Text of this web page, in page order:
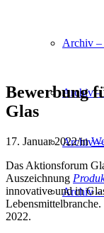
Archiv –
Archiv –
Archiv –
Archiv –
Bewerbung
Glas
17. Januar 2022/in
Das Aktionsforum
Auszeichnung
innovative und in
2022.